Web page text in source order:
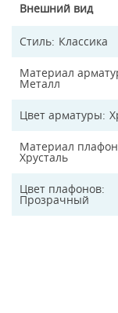
Внешний вид
Стиль Классика
Материал
Металл
Цвет арматуры
Материал
Хрусталь
Цвет плафонов
Прозрачный